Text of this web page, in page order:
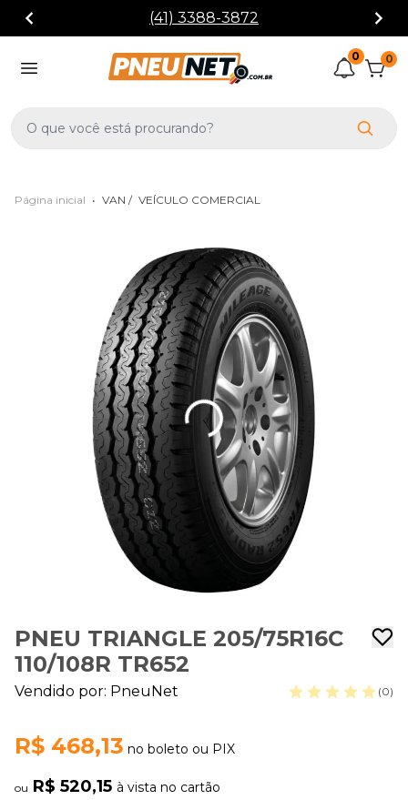
(41) 3388-3872
0 0
Página inicial • VAN / VEÍCULO COMERCIAL
PNEU TRIANGLE 205/75R16C
110/108R TR652
Vendido por: PneuNet (0)
R$ 468,13 no boleto ou PIX
ou R$ 520,15 à vista no cartão